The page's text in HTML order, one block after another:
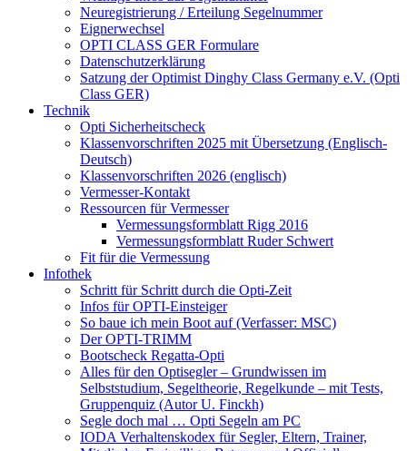
Neuregistrierung / Erteilung Segelnummer
Eignerwechsel
OPTI CLASS GER Formulare
Datenschutzerklärung
Satzung der Optimist Dinghy Class Germany e.V. (Opti
Class GER)
Technik
Opti Sicherheitscheck
Klassenvorschriften 2025 mit Übersetzung (Englisch-
Deutsch)
Klassenvorschriften 2026 (englisch)
Vermesser-Kontakt
Ressourcen für Vermesser
Vermessungsformblatt Rigg 2016
Vermessungsformblatt Ruder Schwert
Fit für die Vermessung
Infothek
Schritt für Schritt durch die Opti-Zeit
Infos für OPTI-Einsteiger
So baue ich mein Boot auf (Verfasser: MSC)
Der OPTI-TRIMM
Bootscheck Regatta-Opti
Alles für den Optisegler – Grundwissen im
Selbststudium, Segeltheorie, Regelkunde – mit Tests,
Gruppenquiz (Autor U. Finckh)
Segle doch mal … Opti Segeln am PC
IODA Verhaltenskodex für Segler, Eltern, Trainer,